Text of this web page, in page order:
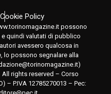
Cookie Policy
possono
quindi valutati di pubblico
avessero qualcosa in
lo possono segnalare alla
)
All rights reserved – Corso
– P.IVA 12785270013 – Pec: